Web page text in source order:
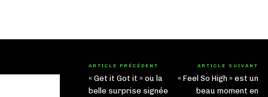
ARTICLE PRÉCÉDENT
« Get it Got it » ou la
belle surprise signée
ARTICLE SUIVANT
« Feel So High » est un
beau moment en